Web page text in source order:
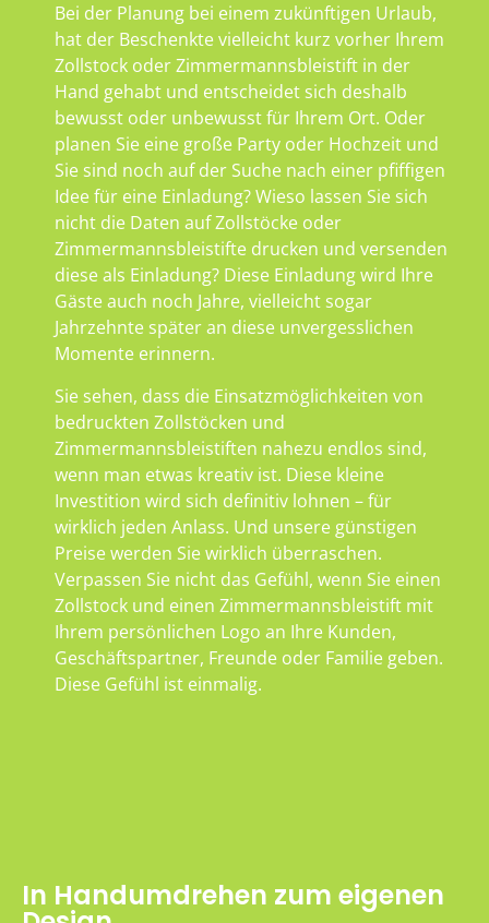
Bei der Planung bei einem zukünftigen Urlaub,
hat der Beschenkte vielleicht kurz vorher Ihrem
Zollstock oder Zimmermannsbleistift in der
Hand gehabt und entscheidet sich deshalb
bewusst oder unbewusst für Ihrem Ort. Oder
planen Sie eine große Party oder Hochzeit und
Sie sind noch auf der Suche nach einer pfiffigen
Idee für eine Einladung? Wieso lassen Sie sich
nicht die Daten auf Zollstöcke oder
Zimmermannsbleistifte drucken und versenden
diese als Einladung? Diese Einladung wird Ihre
Gäste auch noch Jahre, vielleicht sogar
Jahrzehnte später an diese unvergesslichen
Momente erinnern.
Sie sehen, dass die Einsatzmöglichkeiten von
bedruckten Zollstöcken und
Zimmermannsbleistiften nahezu endlos sind,
wenn man etwas kreativ ist. Diese kleine
Investition wird sich definitiv lohnen – für
wirklich jeden Anlass. Und unsere günstigen
Preise werden Sie wirklich überraschen.
Verpassen Sie nicht das Gefühl, wenn Sie einen
Zollstock und einen Zimmermannsbleistift mit
Ihrem persönlichen Logo an Ihre Kunden,
Geschäftspartner, Freunde oder Familie geben.
Diese Gefühl ist einmalig.
In Handumdrehen zum eigenen